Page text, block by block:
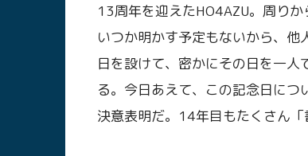
13周年を迎えたHO4AZU。周り
いつか明かす予定もないから、
日を設けて、密かにその日を一
る。今日あえて、この記念日に
決意表明だ。14年目もたくさん「